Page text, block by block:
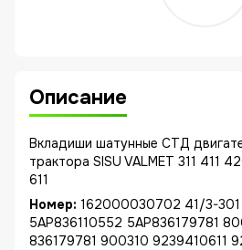
Описание
Вкладиши шатунные СТД
трактора SISU VALMET 311 411
611
Номер: 162000030702 41/3-
5AP836110552 5AP836179781
836179781 900310 9239410611